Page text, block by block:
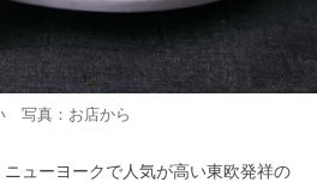
写真：お店から
ューヨークで人気が高い東欧発祥の